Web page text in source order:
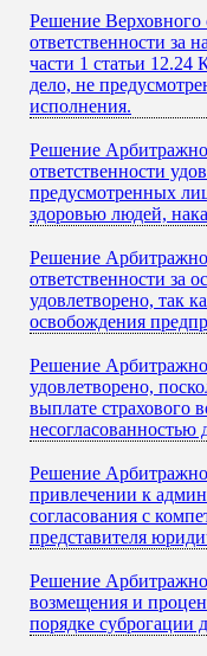
Решение Верховного
ответственности за
части 1 статьи
дело, не
исполнения.
Решение
ответственности
предусмотренных
здоровью людей,
Решение
ответственности за
удовлетворено, так
освобождения
Решение
удовлетворено,
выплате страхового
несогласованностью
Решение
привлечении к
согласования с
представителя
Решение
возмещения и
порядке суброгации